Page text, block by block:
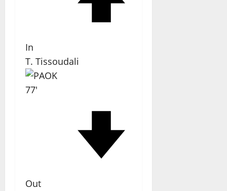
In
T. Tissoudali
77'
Out